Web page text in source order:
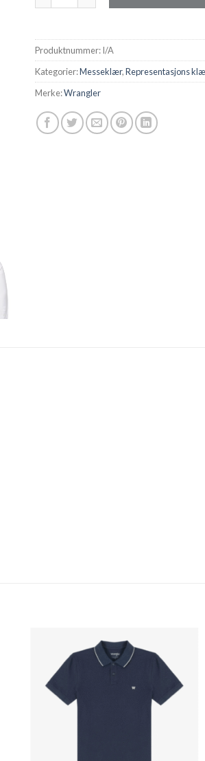
Produktnummer:I/A
Kategorier:Messeklær,Representasjons
Merke:Wrangler